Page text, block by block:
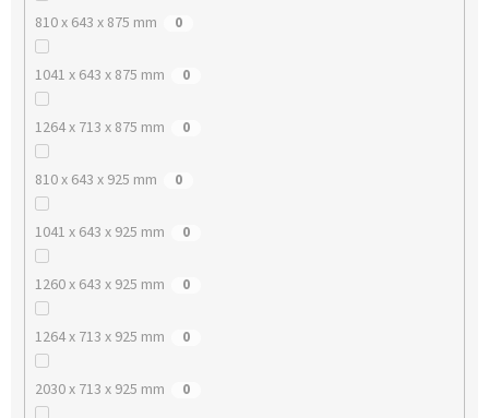
810 x 643 x 875 mm 0
1041 x 643 x 875 mm 0
1264 x 713 x 875 mm 0
810 x 643 x 925 mm 0
1041 x 643 x 925 mm 0
1260 x 643 x 925 mm 0
1264 x 713 x 925 mm 0
2030 x 713 x 925 mm 0